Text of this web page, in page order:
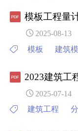
模板工程量
2025-08-13
模板
建筑
2023建筑工
2025-07-14
建筑工程